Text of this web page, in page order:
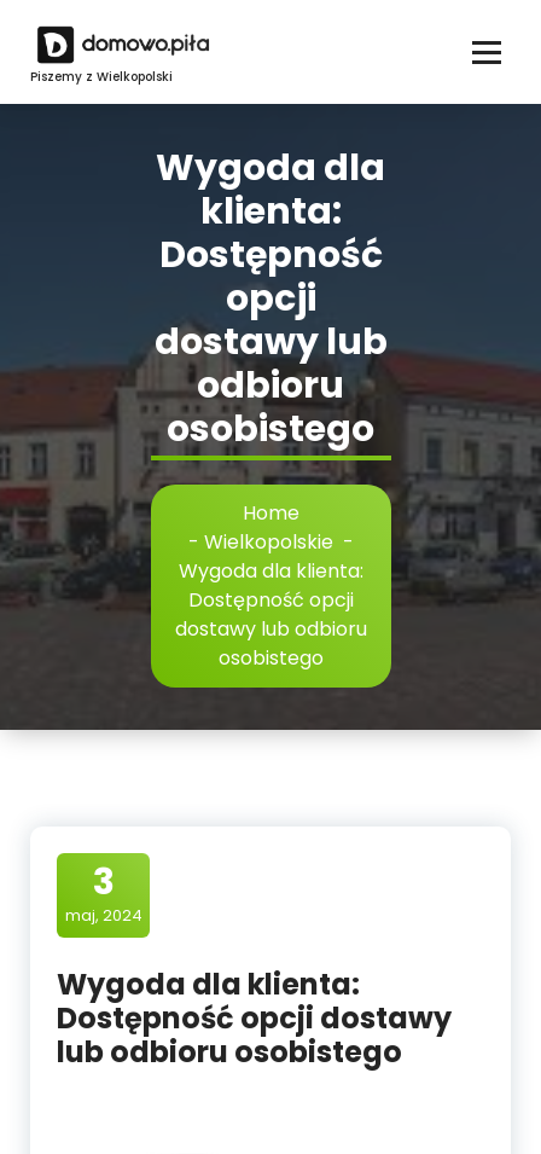
content
Piszemy z Wielkopolski
Wygoda dla
klienta:
Dostępność
opcji
dostawy lub
odbioru
osobistego
Home
- Wielkopolskie-
Wygoda dla klienta:
Dostępność opcji
dostawy lub odbioru
osobistego
3
maj, 2024
Wygoda dla klienta:
Dostępność opcji dostawy
lub odbioru osobistego